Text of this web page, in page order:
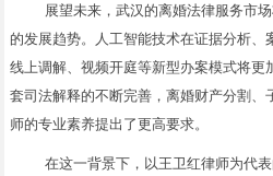
展望未来，武汉的离婚法律服务市
的发展趋势。人工智能技术在证据分析、
线上调解、视频开庭等新型办案模式将
套司法解释的不断完善，离婚财产分割
师的专业素养提出了更高要求。
在这一背景下，以王卫红律师为代